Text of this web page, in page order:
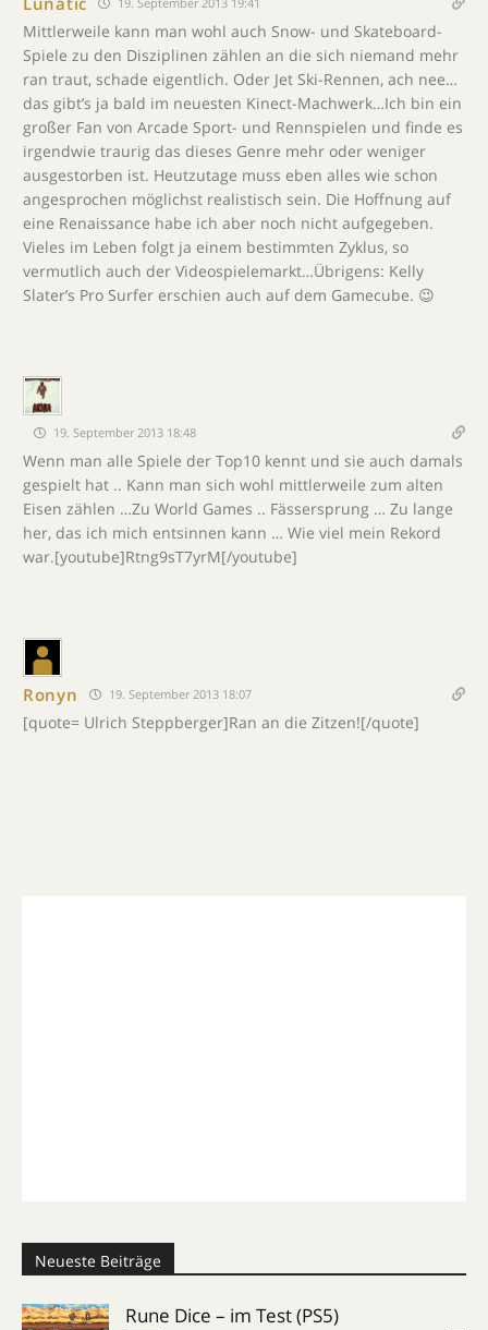
Mittlerweile kann man wohl auch Snow- und Skateboard-
Spiele zu den Disziplinen zählen an die sich niemand mehr
ran traut, schade eigentlich. Oder Jet Ski-Rennen, ach nee…
das gibt’s ja bald im neuesten Kinect-Machwerk…Ich bin ein
großer Fan von Arcade Sport- und Rennspielen und finde es
irgendwie traurig das dieses Genre mehr oder weniger
ausgestorben ist. Heutzutage muss eben alles wie schon
angesprochen möglichst realistisch sein. Die Hoffnung auf
eine Re­nais­sance habe ich aber noch nicht aufgegeben.
Vieles im Leben folgt ja einem bestimmten Zyklus, so
vermutlich auch der Videospielemarkt…Übrigens: Kelly
Slater’s Pro Surfer erschien auch auf dem Gamecube. 😉
19. September 2013 18:48
Wenn man alle Spiele der Top10 kennt und sie auch damals
gespielt hat .. Kann man sich wohl mittlerweile zum alten
Eisen zählen …Zu World Games .. Fässersprung … Zu lange
her, das ich mich entsinnen kann … Wie viel mein Rekord
war.[youtube]Rtng9sT7yrM[/youtube]
Ronyn 19. September 2013 18:07
[quote= Ulrich Steppberger]Ran an die Zitzen![/quote]
Neueste Beiträge
Rune Dice – im Test (PS5)